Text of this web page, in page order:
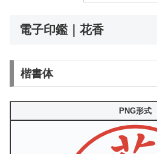
電子印鑑｜花香
楷書体
PNG形式